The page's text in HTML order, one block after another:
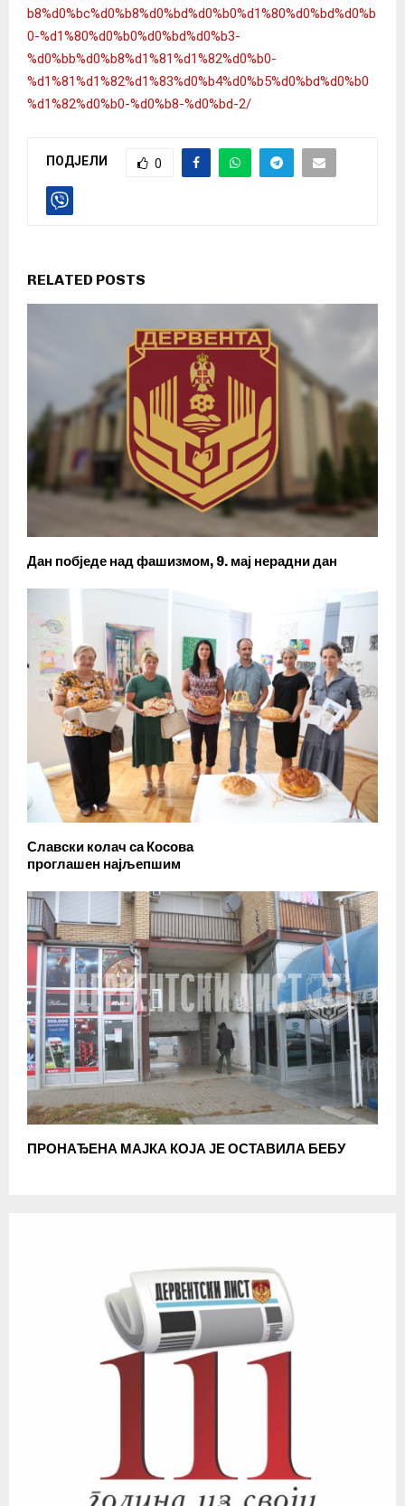
b8%d0%bc%d0%b8%d0%bd%d0%b0%d1%80%d0%bd%d0%b
0-%d1%80%d0%b0%d0%bd%d0%b3-
%d0%bb%d0%b8%d1%81%d1%82%d0%b0-
%d1%81%d1%82%d1%83%d0%b4%d0%b5%d0%bd%d0%b0
%d1%82%d0%b0-%d0%b8-%d0%bd-2/
ПОДЈЕЛИ 0
RELATED POSTS
Дан побједе над фашизмом, 9. мај нерадни дан
Славски колач са Косова
проглашен најљепшим
ПРОНАЂЕНА МАЈКА КОЈА ЈЕ ОСТАВИЛА БЕБУ